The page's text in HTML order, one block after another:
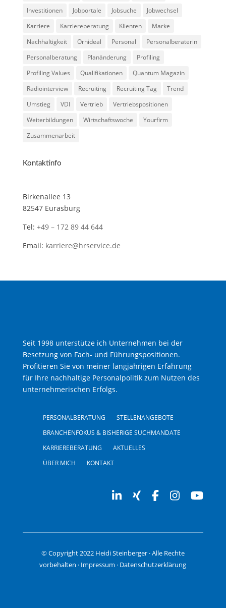
Investitionen
Jobportale Jobsuche
Jobwechsel
Karriere
Karriereberatung Klienten
Marke
Nachhaltigkeit
Orhideal Personal
Personalberaterin
Personalberatung
Planänderung
Profiling
Profiling Values
Qualifikationen
Quantum Magazin
Radiointerview
Recruiting Recruiting Tag
Trend
Umstieg
VDI Vertrieb
Vertriebspositionen
Weiterbildungen
Wirtschaftswoche
Yourfirm
Zusammenarbeit
Kontaktinfo
Birkenallee 13
82547 Eurasburg
Tel: +49 – 172 89 44 644
Email: karriere@hrservice.de
Seit 1998 unterstütze ich Unternehmen bei der
Besetzung von Fach- und Führungspositionen.
Profitieren Sie von meiner langjährigen Erfahrung
für Ihre nachhaltige Personalpolitik zum Nutzen des
unternehmerischen Erfolgs.
PERSONALBERATUNG
STELLENANGEBOTE
BRANCHENFOKUS & BISHERIGE SUCHMANDATE
KARRIEREBERATUNG
AKTUELLES
ÜBER MICH
KONTAKT
© Copyright 2022 Heidi Steinberger · Alle Rechte
vorbehalten · Impressum · Datenschutzerklärung